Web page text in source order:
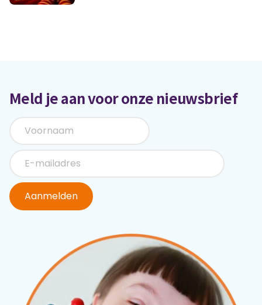
Meld je aan voor onze nieuwsbrief
Aanmelden